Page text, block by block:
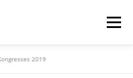
Menü
2019